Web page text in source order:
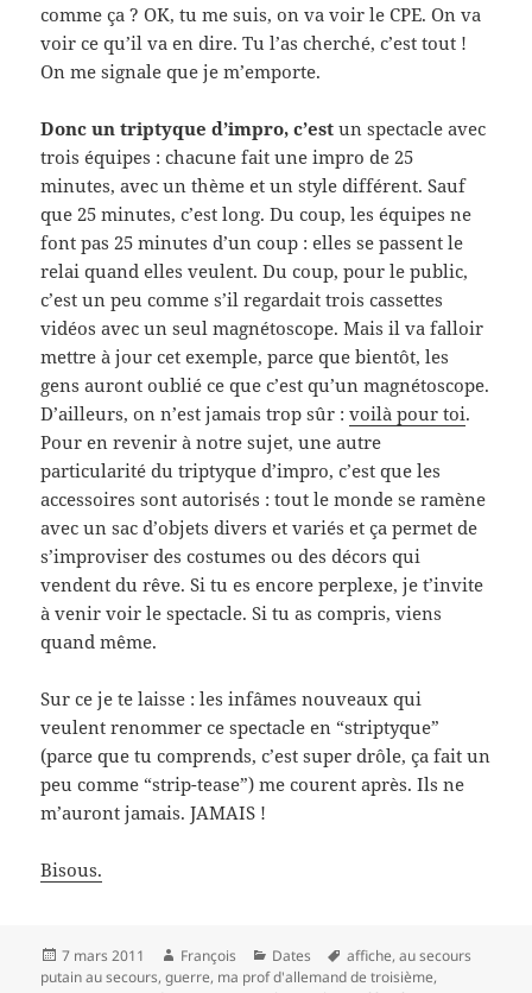
comme ça ? OK, tu me suis, on va voir le CPE. On va
voir ce qu’il va en dire. Tu l’as cherché, c’est tout !
On me signale que je m’emporte.
Donc un triptyque d’impro, c’est un spectacle avec
trois équipes : chacune fait une impro de 25
minutes, avec un thème et un style différent. Sauf
que 25 minutes, c’est long. Du coup, les équipes ne
font pas 25 minutes d’un coup : elles se passent le
relai quand elles veulent. Du coup, pour le public,
c’est un peu comme s’il regardait trois cassettes
vidéos avec un seul magnétoscope. Mais il va falloir
mettre à jour cet exemple, parce que bientôt, les
gens auront oublié ce que c’est qu’un magnétoscope.
D’ailleurs, on n’est jamais trop sûr :voilà pour toi.
Pour en revenir à notre sujet, une autre
particularité du triptyque d’impro, c’est que les
accessoires sont autorisés : tout le monde se ramène
avec un sac d’objets divers et variés et ça permet de
s’improviser des costumes ou des décors qui
vendent du rêve. Si tu es encore perplexe, je t’invite
à venir voir le spectacle. Si tu as compris, viens
quand même.
Sur ce je te laisse : les infâmes nouveaux qui
veulent renommer ce spectacle en “striptyque”
(parce que tu comprends, c’est super drôle, ça fait un
peu comme “strip-tease”) me courent après. Ils ne
m’auront jamais. JAMAIS !
Bisous.
Publié
le
7 mars 2011 Auteur
François Catégories
Dates
Mots-
clés
affiche,au secours
putain au secours,guerre, ma prof d'allemand de troisième,